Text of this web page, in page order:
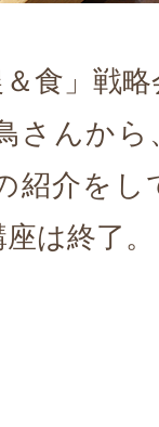
食」戦
さんから
紹介をし
は終了。